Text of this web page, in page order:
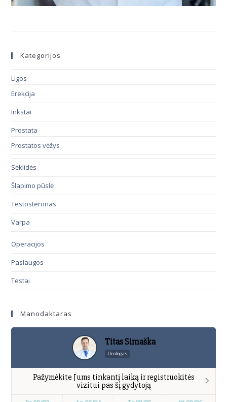
Kategorijos
Ligos
Erekcija
Inkstai
Prostata
Prostatos vėžys
Sėklidės
Šlapimo pūslė
Testosteronas
Varpa
Operacijos
Paslaugos
Testai
Manodaktaras
Titas Simaška
Urologas
Pažymėkite Jums tinkantį laiką ir registruokitės
vizitui pas šį gydytoją